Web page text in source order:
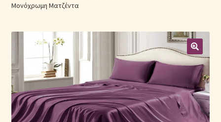
Αποστολές
Βρεφικά Λευκά Είδη
Επικοινωνία
Επιστροφές Προϊόντων
Η εταιρία μας
Μονόχρωμη Ματζέντα